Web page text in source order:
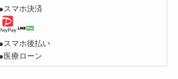
●スマホ決済
●スマホ後払い
●医療ローン